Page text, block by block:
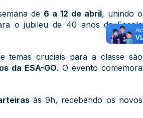
de 6 a 12 de abril, unindo o
o jubileu de 40 anos da Escola
temas cruciais para a classe são
da ESA-GO. O evento comemora
às 9h, recebendo os novos